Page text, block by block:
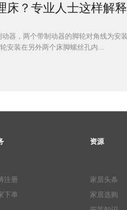
床？专业人士这样解释
器，两个带制动器的脚轮对角线为安
安装在另外两个床脚螺丝孔内...
注册
下单
资源
家居头条
家居选购